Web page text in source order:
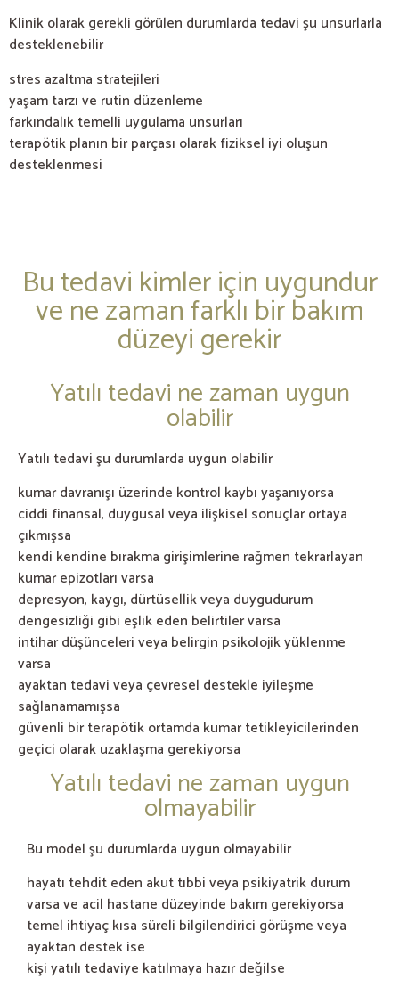
Klinik olarak gerekli görülen durumlarda tedavi şu unsurlarla
desteklenebilir
stres azaltma stratejileri
yaşam tarzı ve rutin düzenleme
farkındalık temelli uygulama unsurları
terapötik planın bir parçası olarak fiziksel iyi oluşun
desteklenmesi
Bu tedavi kimler için uygundur
ve ne zaman farklı bir bakım
düzeyi gerekir
Yatılı tedavi ne zaman uygun
olabilir
Yatılı tedavi şu durumlarda uygun olabilir
kumar davranışı üzerinde kontrol kaybı yaşanıyorsa
ciddi finansal, duygusal veya ilişkisel sonuçlar ortaya
çıkmışsa
kendi kendine bırakma girişimlerine rağmen tekrarlayan
kumar epizotları varsa
depresyon, kaygı, dürtüsellik veya duygudurum
dengesizliği gibi eşlik eden belirtiler varsa
intihar düşünceleri veya belirgin psikolojik yüklenme
varsa
ayaktan tedavi veya çevresel destekle iyileşme
sağlanamamışsa
güvenli bir terapötik ortamda kumar tetikleyicilerinden
geçici olarak uzaklaşma gerekiyorsa
Yatılı tedavi ne zaman uygun
olmayabilir
Bu model şu durumlarda uygun olmayabilir
hayatı tehdit eden akut tıbbi veya psikiyatrik durum
varsa ve acil hastane düzeyinde bakım gerekiyorsa
temel ihtiyaç kısa süreli bilgilendirici görüşme veya
ayaktan destek ise
kişi yatılı tedaviye katılmaya hazır değilse